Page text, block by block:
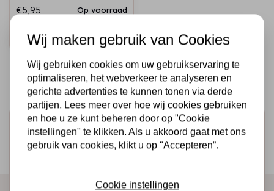
€5,95 Op voorraad
Snel toevoegen
Schrijf je in voor de nieuwsbrief
Ontvang als eerste onze actie en nieuwe producten
Wij maken gebruik van Cookies
Wij gebruiken cookies om uw gebruikservaring te
optimaliseren, het webverkeer te analyseren en
gerichte advertenties te kunnen tonen via derde
partijen. Lees meer over hoe wij cookies gebruiken
en hoe u ze kunt beheren door op "Cookie
instellingen" te klikken. Als u akkoord gaat met ons
gebruik van cookies, klikt u op "Accepteren”.
Cookie instellingen